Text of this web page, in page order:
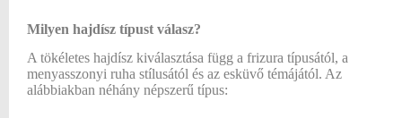
Milyen hajdísz típust válasz?
A tökéletes hajdísz kiválasztása függ a frizura típusától, a
menyasszonyi ruha stílusától és az esküvő témájától. Az
alábbiakban néhány népszerű típus: